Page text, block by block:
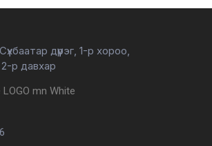
дүүрэг, 1-р хороо,
р давхар